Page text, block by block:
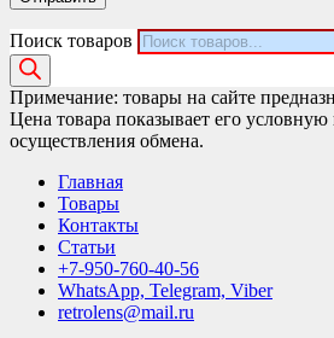
Поиск товаров
Примечание: товары на сайте
Цена товара показывает его условную
осуществления обмена.
Главная
Товары
Контакты
Статьи
+7-950-760-40-56
WhatsApp, Telegram, Viber
retrolens@mail.ru